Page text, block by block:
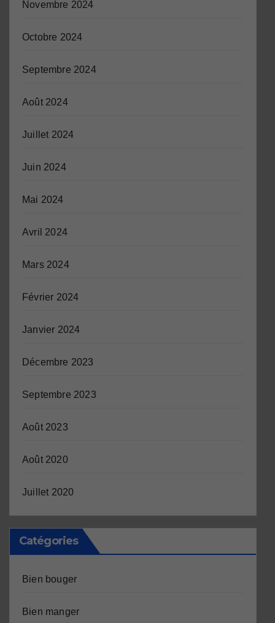
Novembre 2024
Octobre 2024
Septembre 2024
Août 2024
Juillet 2024
Juin 2024
Mai 2024
Avril 2024
Mars 2024
Février 2024
Janvier 2024
Décembre 2023
Septembre 2023
Août 2023
Août 2020
Juillet 2020
Catégories
Bien bouger
Bien manger